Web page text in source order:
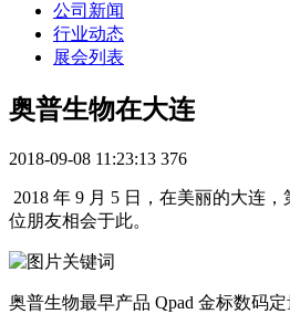
公司新闻
行业动态
展会列表
奥普生物在大连
2018-09-08 11:23:13 376
2018 年 9 月 5 日，在美丽的大连
位朋友相会于此。
奥普生物最早产品 Qpad 金标数码